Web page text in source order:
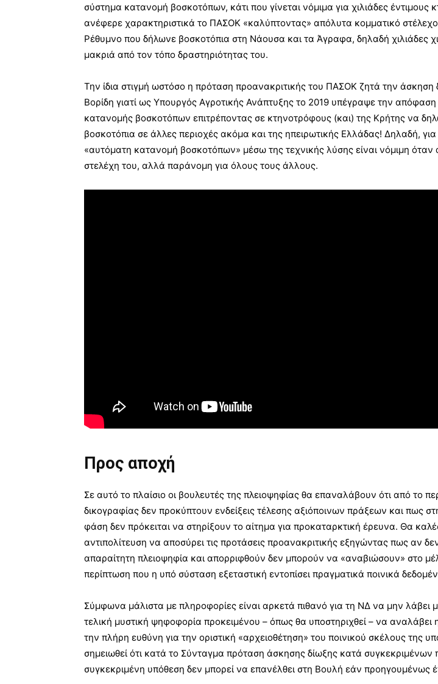
σύστημα κατανομή βοσκοτόπων, κάτι που γίνεται νόμιμα για χιλιάδες έντιμους
ανέφερε χαρακτηριστικά το ΠΑΣΟΚ «καλύπτοντας» απόλυτα κομματικό
Ρέθυμνο που δήλωνε βοσκοτόπια στη Νάουσα και τα Άγραφα, δηλαδή χιλιάδες
μακριά από τον τόπο δραστηριότητας του.
Την ίδια στιγμή ωστόσο η πρόταση προανακριτικής του ΠΑΣΟΚ ζητά την άσκηση
Βορίδη γιατί ως Υπουργός Αγροτικής Ανάπτυξης το 2019 υπέγραψε την
κατανομής βοσκοτόπων επιτρέποντας σε κτηνοτρόφους (και) της Κρήτης να
βοσκοτόπια σε άλλες περιοχές ακόμα και της ηπειρωτικής Ελλάδας! Δηλαδή,
«αυτόματη κατανομή βοσκοτόπων» μέσω της τεχνικής λύσης είναι νόμιμη
στελέχη του, αλλά παράνομη για όλους τους άλλους.
Προς αποχή
Σε αυτό το πλαίσιο οι βουλευτές της πλειοψηφίας θα επαναλάβουν ότι από το
δικογραφίας δεν προκύπτουν ενδείξεις τέλεσης αξιόποινων πράξεων και πως
φάση δεν πρόκειται να στηρίξουν το αίτημα για προκαταρκτική έρευνα. Θα
αντιπολίτευση να αποσύρει τις προτάσεις προανακριτικής εξηγώντας πως αν
απαραίτητη πλειοψηφία και απορριφθούν δεν μπορούν να «αναβιώσουν» στο
περίπτωση που η υπό σύσταση εξεταστική εντοπίσει πραγματικά ποινικά
Σύμφωνα μάλιστα με πληροφορίες είναι αρκετά πιθανό για τη ΝΔ να μην λάβει
τελική μυστική ψηφοφορία προκειμένου – όπως θα υποστηριχθεί – να αναλάβει
την πλήρη ευθύνη για την οριστική «αρχειοθέτηση» του ποινικού σκέλους της
σημειωθεί ότι κατά το Σύνταγμα πρόταση άσκησης δίωξης κατά
συγκεκριμένη υπόθεση δεν μπορεί να επανέλθει στη Βουλή εάν προηγουμένως